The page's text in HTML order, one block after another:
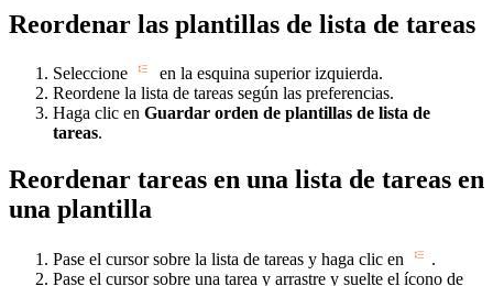
Reordenar las plantillas de lista de tareas
Seleccione
en la esquina superior izquierda.
Reordene la lista de tareas según las preferencias.
Haga clic en Guardar orden de plantillas de lista de
tareas.
Reordenar tareas en una lista de tareas en
una plantilla
Pase el cursor sobre la lista de tareas y haga clic en
.
Pase el cursor sobre una tarea y arrastre y suelte el ícono de